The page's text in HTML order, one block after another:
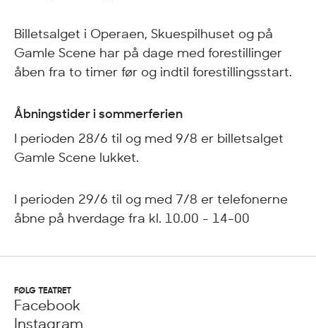
Billetsalget i Operaen, Skuespilhuset og på
Gamle Scene har på dage med forestillinger
åben fra to timer før og indtil forestillingsstart.
Åbningstider i sommerferien
I perioden 28/6 til og med 9/8 er billetsalget
Gamle Scene lukket.
I perioden 29/6 til og med 7/8 er telefonerne
åbne på hverdage fra kl. 10.00 - 14-00
FØLG TEATRET
Facebook
Instagram